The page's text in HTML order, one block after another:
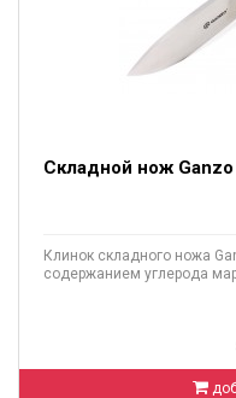
Складной нож
Клинок складного ножа
содержанием углерода